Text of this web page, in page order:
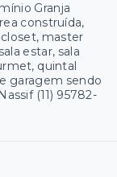
Granja
construída,
master
estar, sala
quintal
garagem sendo
(11) 95782-